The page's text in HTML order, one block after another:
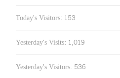
Today's Visitors: 153
Yesterday's Visits: 1,019
Yesterday's Visitors: 536